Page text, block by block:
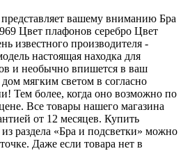
вашему вниманию Бра
Цвет плафонов серебро Цвет
известного производителя -
настоящая находка для
и необычно впишется в ваш
мягким светом в согласно
Тем более, когда оно возможно по
Все товары нашего магазина
от 12 месяцев. Купить
раздела «Бра и подсветки» можно
Даже если товара нет в